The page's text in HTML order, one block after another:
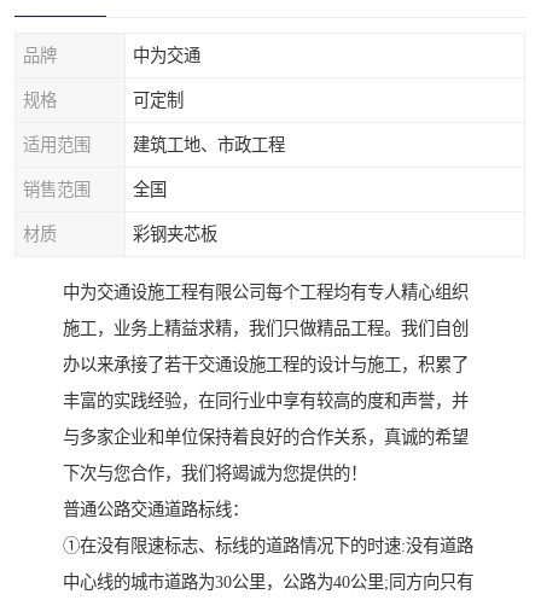
品牌 中为交通
规格 可定制
适用范围 建筑工地、市政工程
销售范围 全国
材质 彩钢夹芯板
中为交通设施工程有限公司每个工程均有专人精心组织
施工，业务上精益求精，我们只做精品工程。我们自创
办以来承接了若干交通设施工程的设计与施工，积累了
丰富的实践经验，在同行业中享有较高的度和声誉，并
与多家企业和单位保持着良好的合作关系，真诚的希望
下次与您合作，我们将竭诚为您提供的！
普通公路交通道路标线：
①在没有限速标志、标线的道路情况下的时速:没有道路
中心线的城市道路为30公里，公路为40公里;同方向只有